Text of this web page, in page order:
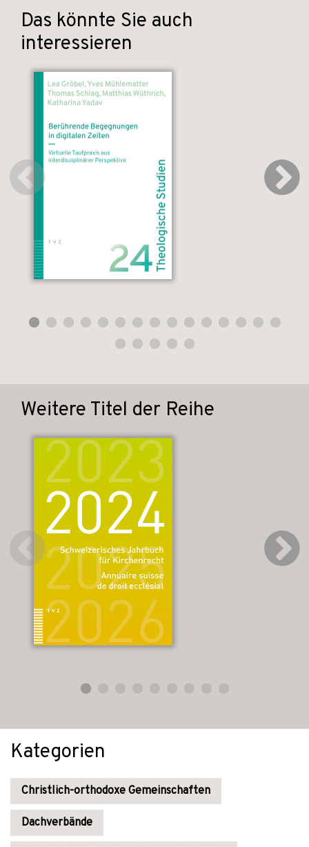
Das könnte Sie auch
interessieren
Weitere Titel der Reihe
Kategorien
Christlich-orthodoxe Gemeinschaften
Dachverbände